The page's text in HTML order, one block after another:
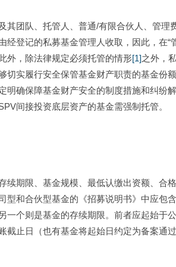
其团队、托管人、普通/有限合伙人、管理
登记的私募基金管理人收取，因此，在“
外，除法律规定必须托管的情形[1]之外，
实履行安全保管基金财产职责的基金份
确保障基金财产安全的制度措施和纠纷
间接投资底层资产的基金需强制托管。
续期限、基金规模、最低认缴出资额、合
和合伙型基金的《招募说明书》中应包
个则是基金的存续期限。前者应起始于
截止日（也有基金将起始日约定为备案通